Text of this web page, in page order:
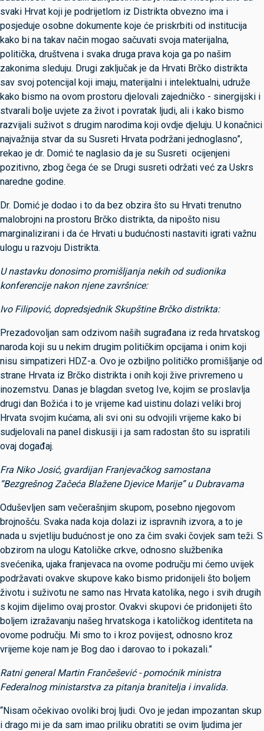
svaki Hrvat koji je podrijetlom iz Distrikta obvezno ima i
posjeduje osobne dokumente koje će priskrbiti od institucija
kako bi na takav način mogao sačuvati svoja materijalna,
politička, društvena i svaka druga prava koja ga po našim
zakonima sleduju. Drugi zaključak je da Hrvati Brčko distrikta
sav svoj potencijal koji imaju, materijalni i intelektualni, udruže
kako bismo na ovom prostoru djelovali zajedničko - sinergijski i
stvarali bolje uvjete za život i povratak ljudi, ali i kako bismo
razvijali suživot s drugim narodima koji ovdje djeluju. U konačnici
najvažnija stvar da su Susreti Hrvata podržani jednoglasno”,
rekao je dr. Domić te naglasio da je su Susreti ocijenjeni
pozitivno, zbog čega će se Drugi susreti održati već za Uskrs
naredne godine.
Dr. Domić je dodao i to da bez obzira što su Hrvati trenutno
malobrojni na prostoru Brčko distrikta, da nipošto nisu
marginalizirani i da će Hrvati u budućnosti nastaviti igrati važnu
ulogu u razvoju Distrikta.
U nastavku donosimo promišljanja nekih od sudionika
konferencije nakon njene završnice:
Ivo Filipović, dopredsjednik Skupštine Brčko distrikta:
Prezadovoljan sam odzivom naših sugrađana iz reda hrvatskog
naroda koji su u nekim drugim političkim opcijama i onim koji
nisu simpatizeri HDZ-a. Ovo je ozbiljno političko promišljanje od
strane Hrvata iz Brčko distrikta i onih koji žive privremeno u
inozemstvu. Danas je blagdan svetog Ive, kojim se proslavlja
drugi dan Božića i to je vrijeme kad uistinu dolazi veliki broj
Hrvata svojim kućama, ali svi oni su odvojili vrijeme kako bi
sudjelovali na panel diskusiji i ja sam radostan što su ispratili
ovaj događaj.
Fra Niko Josić, gvardijan Franjevačkog samostana
“Bezgrešnog Začeća Blažene Djevice Marije” u Dubravama
Oduševljen sam večerašnjim skupom, posebno njegovom
brojnošću. Svaka nada koja dolazi iz ispravnih izvora, a to je
nada u svjetliju budućnost je ono za čim svaki čovjek sam teži. S
obzirom na ulogu Katoličke crkve, odnosno službenika
svećenika, ujaka franjevaca na ovome području mi ćemo uvijek
podržavati ovakve skupove kako bismo pridonijeli što boljem
životu i suživotu ne samo nas Hrvata katolika, nego i svih drugih
s kojim dijelimo ovaj prostor. Ovakvi skupovi će pridonijeti što
boljem izražavanju našeg hrvatskoga i katoličkog identiteta na
ovome području. Mi smo to i kroz povijest, odnosno kroz
vrijeme koje nam je Bog dao i darovao to i pokazali.”
Ratni general Martin Frančešević - pomoćnik ministra
Federalnog ministarstva za pitanja branitelja i invalida.
“Nisam očekivao ovoliki broj ljudi. Ovo je jedan impozantan skup
i drago mi je da sam imao priliku obratiti se ovim ljudima jer